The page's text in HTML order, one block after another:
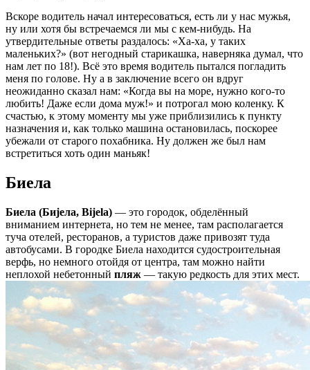
Вскоре водитель начал интересоваться, есть ли у нас мужья,
ну или хотя бы встречаемся ли мы с кем-нибудь. На
утвердительные ответы раздалось: «Ха-ха, у таких
маленьких?» (вот негодный старикашка, наверняка думал, что
нам лет по 18!). Всё это время водитель пытался погладить
меня по голове. Ну а в заключение всего он вдруг
неожиданно сказал нам: «Когда вы на море, нужно кого-то
любить! Даже если дома муж!» и потрогал мою коленку. К
счастью, к этому моменту мы уже приблизились к пункту
назначения и, как только машина остановилась, поскорее
убежали от старого похабника. Ну должен же был нам
встретиться хоть один маньяк!
Биела
Биела (Биjела, Bijela) — это городок, обделённый
вниманием интернета, но тем не менее, там располагается
туча отелей, ресторанов, а туристов даже привозят туда
автобусами. В городке Биела находится судостроительная
верфь, но немного отойдя от центра, там можно найти
неплохой небетонный пляж — такую редкость для этих мест.